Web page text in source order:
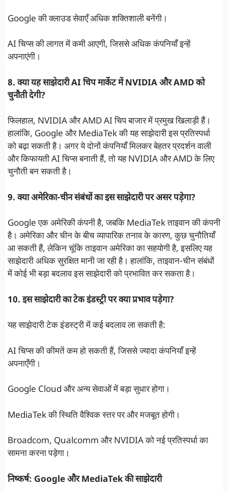
Google की क्लाउड सेवाएँ अधिक शक्तिशाली बनेंगी।
AI चिप्स की लागत में कमी आएगी, जिससे अधिक कंपनियाँ इन्हें
अपनाएंगी।
8. क्या यह साझेदारी AI चिप मार्केट में NVIDIA और AMD को
चुनौती देगी?
फिलहाल, NVIDIA और AMD AI चिप बाजार में प्रमुख खिलाड़ी हैं।
हालांकि, Google और MediaTek की यह साझेदारी इस प्रतिस्पर्धा
को बढ़ा सकती है। अगर ये दोनों कंपनियाँ मिलकर बेहतर प्रदर्शन वाली
और किफायती AI चिप्स बनाती हैं, तो यह NVIDIA और AMD के लिए
चुनौती बन सकती है।
9. क्या अमेरिका-चीन संबंधों का इस साझेदारी पर असर पड़ेगा?
Google एक अमेरिकी कंपनी है, जबकि MediaTek ताइवान की कंपनी
है। अमेरिका और चीन के बीच व्यापारिक तनाव के कारण, कुछ चुनौतियाँ
आ सकती हैं, लेकिन चूंकि ताइवान अमेरिका का सहयोगी है, इसलिए यह
साझेदारी अधिक सुरक्षित मानी जा रही है। हालांकि, ताइवान-चीन संबंधों
में कोई भी बड़ा बदलाव इस साझेदारी को प्रभावित कर सकता है।
10. इस साझेदारी का टेक इंडस्ट्री पर क्या प्रभाव पड़ेगा?
यह साझेदारी टेक इंडस्ट्री में कई बदलाव ला सकती है:
AI चिप्स की कीमतें कम हो सकती हैं, जिससे ज्यादा कंपनियाँ इन्हें
अपनाएँगी।
Google Cloud और अन्य सेवाओं में बड़ा सुधार होगा।
MediaTek की स्थिति वैश्विक स्तर पर और मजबूत होगी।
Broadcom, Qualcomm और NVIDIA को नई प्रतिस्पर्धा का
सामना करना पड़ेगा।
निष्कर्ष: Google और MediaTek की साझेदारी